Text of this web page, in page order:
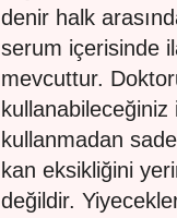
denir halk
serum içerisinde
mevcuttur.
kullanmadan
kan eksikliğini
değildir.